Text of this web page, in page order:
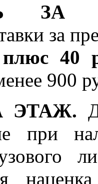
ЗА
за
40
900
ЭТАЖ.
при